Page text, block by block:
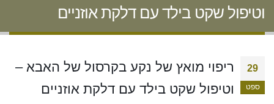
וטיפול שקט בילד עם דלקת אוזניים
29
ספט
ריפוי מואץ של נקע בקרסול של האבא –
וטיפול שקט בילד עם דלקת אוזניים